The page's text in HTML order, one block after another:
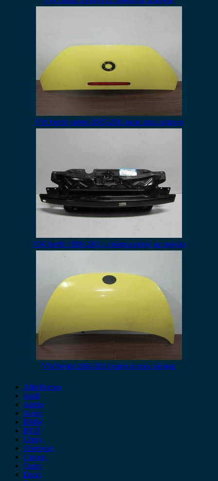
VW beetle cabrio 2005-2011 καπό πίσω κίτρινο
VW beetle 1998-2011 μετώπη κομπλέ με ψυγεία
VW beetle 2005-2011 καπό εμπρός κίτρινο
Alfa Romeo
Audi
Austin
Acura
BMW
BYD
Chery
Chevrolet
Citroen
Cupra
Dacia